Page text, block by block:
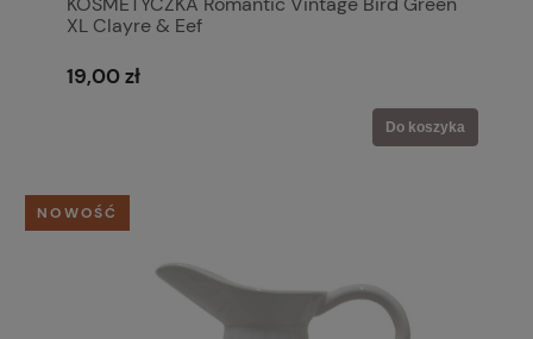
XL Clayre & Eef
19,00 zł
Do koszyka
NOWOŚĆ